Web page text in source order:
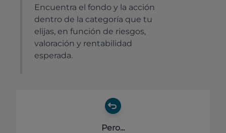
Encuentra el fondo y la acción
dentro de la categoría que tu
elijas, en función de riesgos,
valoración y rentabilidad
esperada.
Pero...